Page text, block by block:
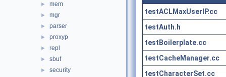
► mem
► mgr
► parser
► proxyp
► repl
► sbuf
► security
testACLMaxUserIP.cc
testAuth.h
testBoilerplate.cc
testCacheManager.cc
testCharacterSet.cc